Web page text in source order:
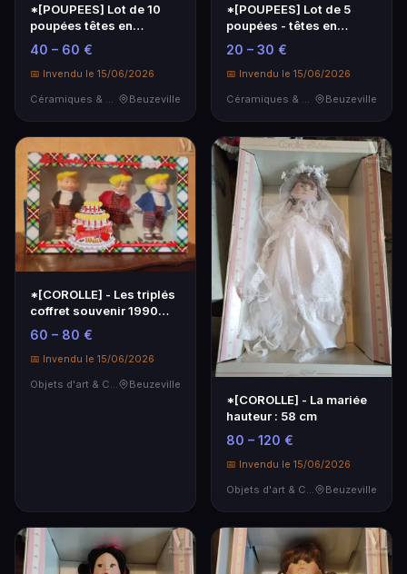
*[POUPEES] Lot de 10
poupées têtes en
porcelaine
40 – 60 €
📅 Invendu le 15/06/2026
Beuzeville
*[POUPEES] Lot de 5
poupées - têtes en
porcelaine et divers
20 – 30 €
📅 Invendu le 15/06/2026
Beuzeville
*[COROLLE] - Les triplés
coffret souvenir 1990
dans sa boîte…
60 – 80 €
📅 Invendu le 15/06/2026
Objets d'art & Curiosités
Beuzeville
*[COROLLE] - La mariée
hauteur : 58 cm
80 – 120 €
📅 Invendu le 15/06/2026
Beuzeville